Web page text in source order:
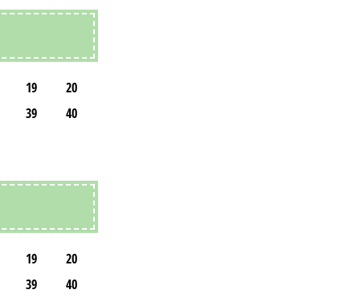
19
20
39
40
19
20
39
40